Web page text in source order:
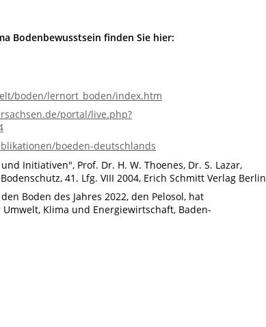
Bodenbewusstsein finden Sie hier:
boden/lernort_boden/index.htm
portal/live.php?
boeden-deutschlands
Initiativen", Prof. Dr. H. W. Thoenes, Dr. S. Lazar,
41. Lfg. VIII 2004, Erich Schmitt Verlag Berlin
Boden des Jahres 2022, den Pelosol, hat
Klima und Energiewirtschaft, Baden-